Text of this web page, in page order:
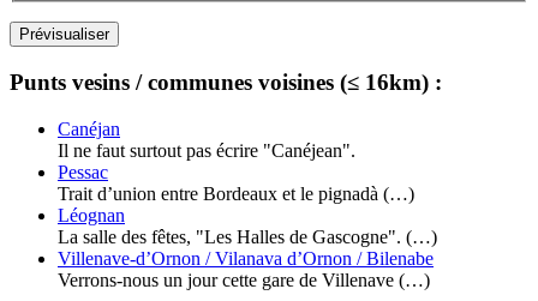
Punts vesins / communes voisines (≤ 16km) :
Canéjan
Il ne faut surtout pas écrire "Canéjean".
Pessac
Trait d’union entre Bordeaux et le pignadà (…)
Léognan
La salle des fêtes, "Les Halles de Gascogne". (…)
Villenave-d’Ornon / Vilanava d’Ornon / Bilenabe
Verrons-nous un jour cette gare de Villenave (…)